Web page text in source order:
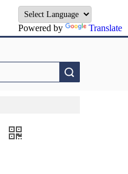
Powered by Translate